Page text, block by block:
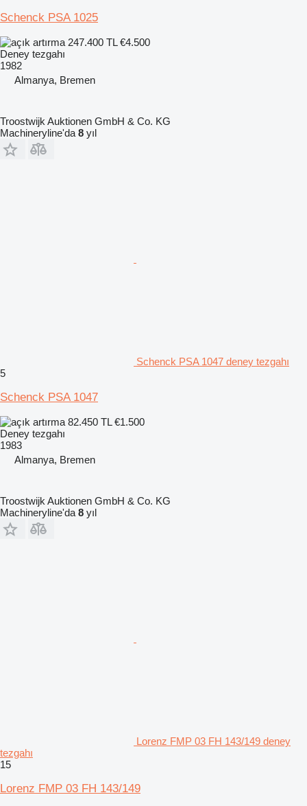
Schenck PSA 1025
247.400 TL€4.500
Deney tezgahı
1982
Almanya, Bremen
Troostwijk Auktionen GmbH & Co. KG
Machineryline'da 8 yıl
Schenck PSA 1047 deney tezgahı
5
Schenck PSA 1047
82.450 TL€1.500
Deney tezgahı
1983
Almanya, Bremen
Troostwijk Auktionen GmbH & Co. KG
Machineryline'da 8 yıl
Lorenz FMP 03 FH 143/149 deney
tezgahı
15
Lorenz FMP 03 FH 143/149